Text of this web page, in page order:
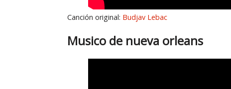
Canción original: Budjav Lebac
Musico de nueva orleans